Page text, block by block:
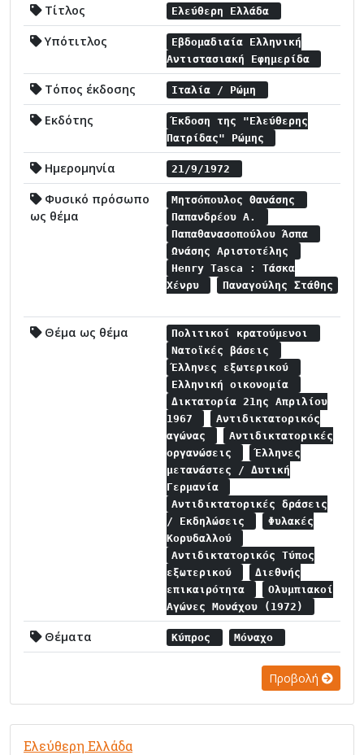
Τίτλος Ελεύθερη Ελλάδα
Υπότιτλος
Εβδομαδιαία Ελληνική
Αντιστασιακή Εφημερίδα
Τόπος έκδοσης Ιταλία / Ρώμη
Εκδότης
Έκδοση της "Ελεύθερης
Πατρίδας" Ρώμης
Ημερομηνία 21/9/1972
Φυσικό πρόσωπο
ως θέμα
Μητσόπουλος Θανάσης
Παπανδρέου Α.
Παπαθανασοπούλου Άσπα
Ωνάσης Αριστοτέλης
Henry Tasca : Τάσκα
Χένρυ
Παναγούλης Στάθης
Θέμα ως θέμα
Πολιτικοί κρατούμενοι
Νατοϊκές βάσεις
Έλληνες εξωτερικού
Ελληνική οικονομία
Δικτατορία 21ης Απριλίου
1967
Αντιδικτατορικός
αγώνας
Αντιδικτατορικές
οργανώσεις
Έλληνες
μετανάστες / Δυτική
Γερμανία
Αντιδικτατορικές δράσεις
/ Εκδηλώσεις
Φυλακές
Κορυδαλλού
Αντιδικτατορικός Τύπος
εξωτερικού
Διεθνής
επικαιρότητα
Ολυμπιακοί
Αγώνες Μονάχου (1972)
Θέματα Κύπρος Μόναχο
Προβολή
Ελεύθερη Ελλάδα